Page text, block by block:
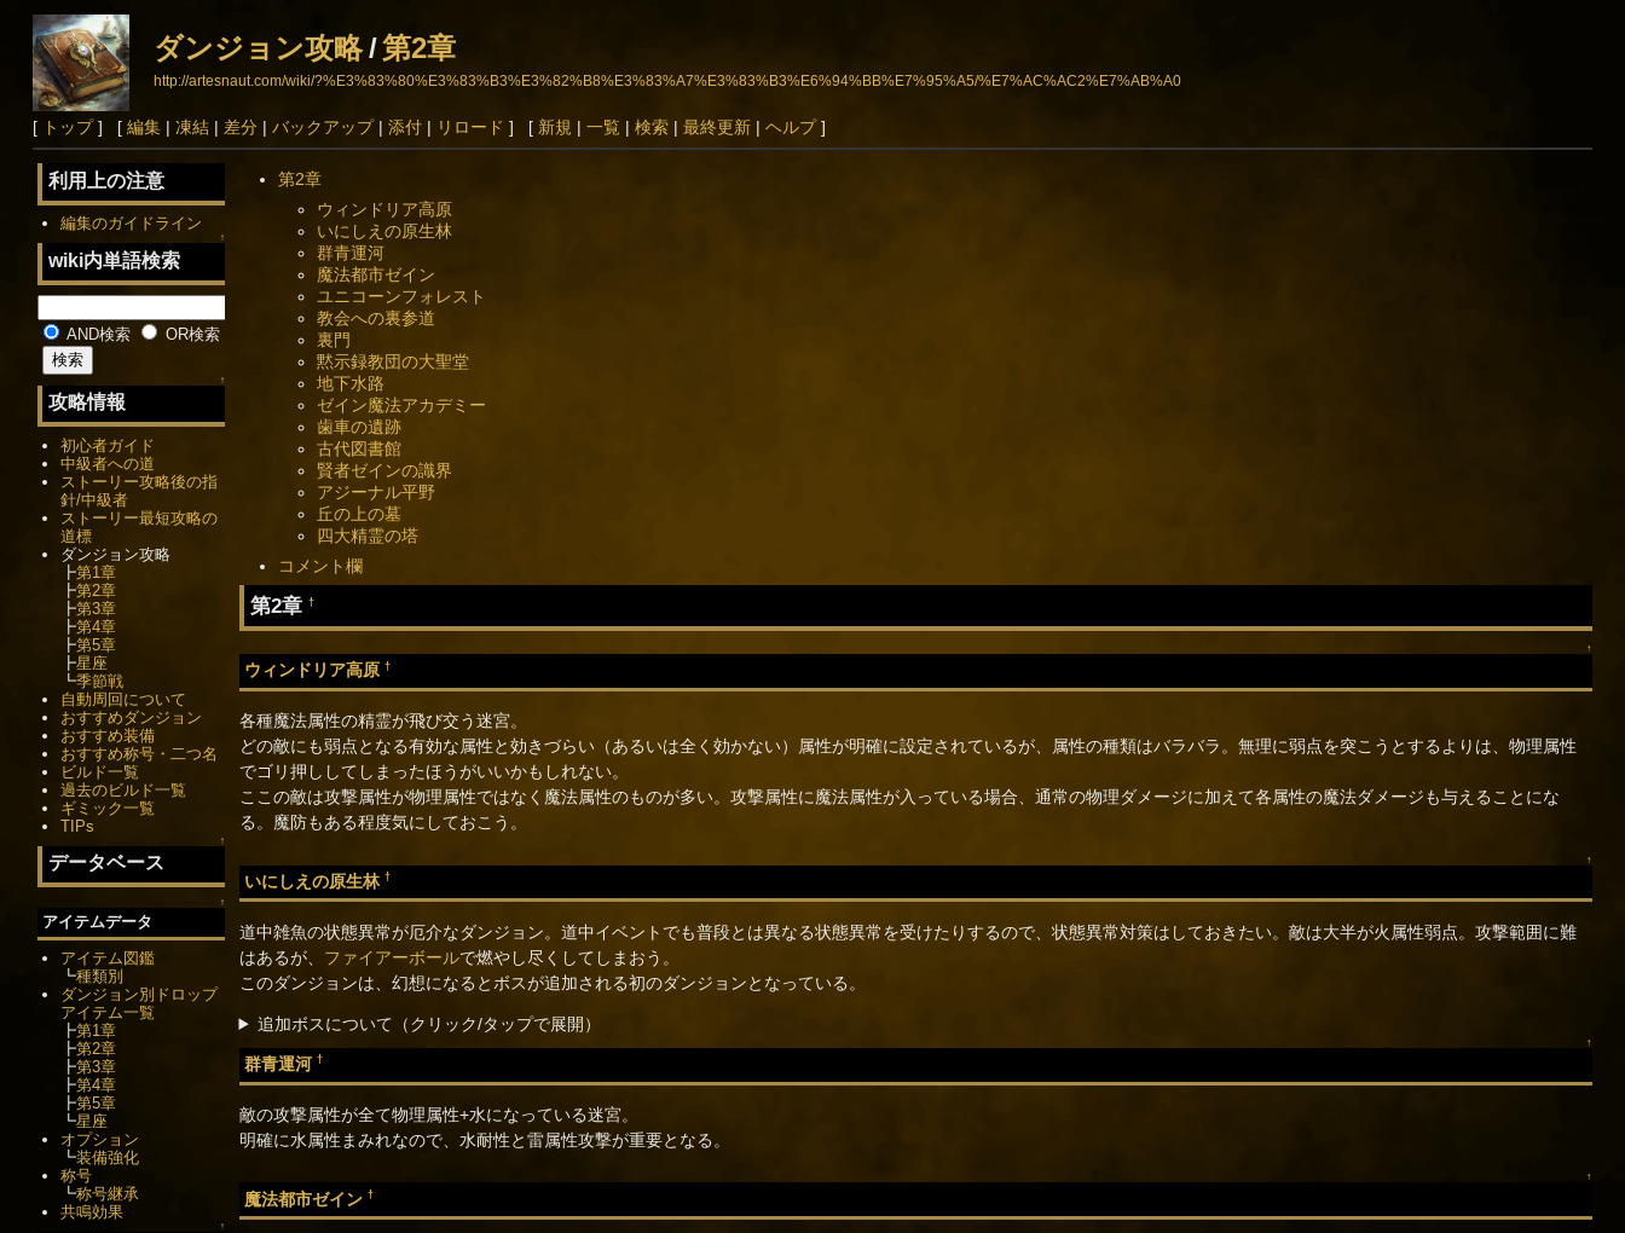
ダンジョン攻略/第2章
http://artesnaut.com/wiki/?%E3%83%80%E3%83%B3%E3%82%B8%E3%83%A7%E3%83%B3%E6%94%BB%E7%95%A5/%E7%AC%AC2%E7%AB%A0
[ トップ] [ 編集| 凍結| 差分| バックアップ| 添付| リロード ] [ 新規 | 一覧| 検索| 最終更新| ヘルプ]
第2章
ウィンドリア高原
いにしえの原生林
群青運河
魔法都市ゼイン
ユニコーンフォレスト
教会への裏参道
裏門
黙示録教団の大聖堂
地下水路
ゼイン魔法アカデミー
歯車の遺跡
古代図書館
賢者ゼインの識界
アジーナル平野
丘の上の墓
四大精霊の塔
コメント欄
第2章 †
↑
ウィンドリア高原 †
各種魔法属性の精霊が飛び交う迷宮。
どの敵にも弱点となる有効な属性と効きづらい（あるいは全く効かない）属性が明確に設定されているが、属性の種類はバラバラ。無理に弱点を突こうとするよりは、物理属性
でゴリ押ししてしまったほうがいいかもしれない。
ここの敵は攻撃属性が物理属性ではなく魔法属性のものが多い。攻撃属性に魔法属性が入っている場合、通常の物理ダメージに加えて各属性の魔法ダメージも与えることにな
る。魔防もある程度気にしておこう。
↑
いにしえの原生林 †
道中雑魚の状態異常が厄介なダンジョン。道中イベントでも普段とは異なる状態異常を受けたりするので、状態異常対策はしておきたい。敵は大半が火属性弱点。攻撃範囲に難
はあるが、 ファイアーボールで燃やし尽くしてしまおう。
このダンジョンは、幻想になるとボスが追加される初のダンジョンとなっている。
追加ボスについて（クリック/タップで展開）
↑
群青運河 †
敵の攻撃属性が全て物理属性+水になっている迷宮。
明確に水属性まみれなので、水耐性と雷属性攻撃が重要となる。
↑
魔法都市ゼイン †
利用上の注意
編集のガイドライン
↑
wiki内単語検索
AND検索 OR検索
↑
攻略情報
初心者ガイド
中級者への道
ストーリー攻略後の指
針/中級者
ストーリー最短攻略の
道標
ダンジョン攻略
┣第1章
┣第2章
┣第3章
┣第4章
┣第5章
┣星座
┗季節戦
自動周回について
おすすめダンジョン
おすすめ装備
おすすめ称号・二つ名
ビルド一覧
過去のビルド一覧
ギミック一覧
TIPs
↑
データベース
↑
アイテムデータ
アイテム図鑑
┗種類別
ダンジョン別ドロップ
アイテム一覧
┣第1章
┣第2章
┣第3章
┣第4章
┣第5章
┗星座
オプション
┗装備強化
称号
┗称号継承
共鳴効果
↑